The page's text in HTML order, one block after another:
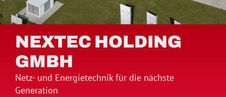
NEXTEC HOLDING
GMBH
Netz- und Energietechnik für die nächste
Generation